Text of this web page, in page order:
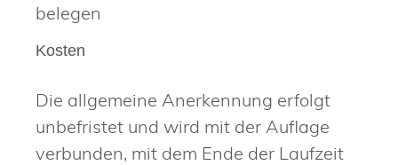
belegen
Kosten
Die allgemeine Anerkennung erfolgt
unbefristet und wird mit der Auflage
verbunden, mit dem Ende der Laufzeit